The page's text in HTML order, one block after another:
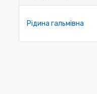
Рідина гальмівна